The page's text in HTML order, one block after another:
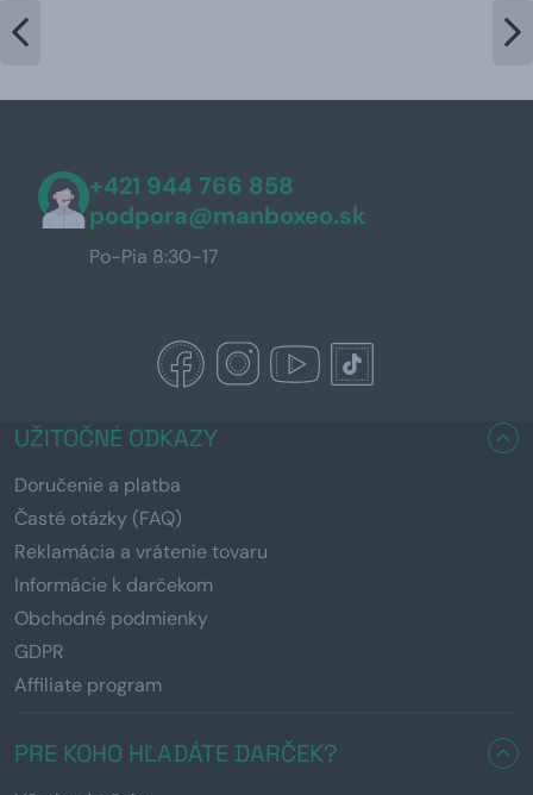
+421 944 766 858
podpora@manboxeo.sk
Po-Pia 8:30-17
UŽITOČNÉ ODKAZY
Doručenie a platba
Časté otázky (FAQ)
Reklamácia a vrátenie tovaru
Informácie k darčekom
Obchodné podmienky
GDPR
Affiliate program
PRE KOHO HĽADÁTE DARČEK?